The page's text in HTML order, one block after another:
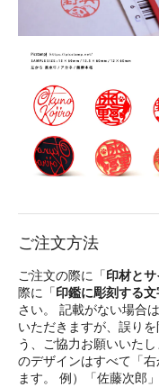
ご注文方法
ご注文の際に「印材と
際に「印鑑に彫刻する文
さい。 記載がない場合
いただきますが、誤り
う、ご協力お願いいた
のデザインはすべて「
ます。 例）「佐藤次郎